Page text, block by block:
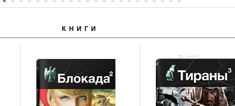
КНИГИ